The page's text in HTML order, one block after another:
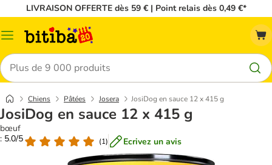
LIVRAISON OFFERTE dès 59 € | Point relais dès 0,49 €*
Menu
Rechercher
Chiens Pâtées Josera JosiDog en sauce 12 x 415 g
JosiDog en sauce 12 x 415 g
bœuf
: 5.0/5
(1) Ecrivez un avis